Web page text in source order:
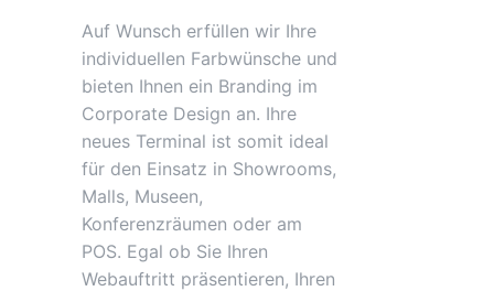
Auf Wunsch erfüllen wir Ihre
individuellen Farbwünsche und
bieten Ihnen ein Branding im
Corporate Design an. Ihre
neues Terminal ist somit ideal
für den Einsatz in Showrooms,
Malls, Museen,
Konferenzräumen oder am
POS. Egal ob Sie Ihren
Webauftritt präsentieren, Ihren